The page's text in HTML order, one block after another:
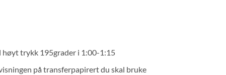
trykk 195grader i 1:00-1:15
på transferpapirert du skal bruke